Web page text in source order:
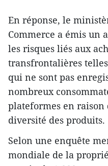
En réponse, le
Commerce a émis un
les risques liés aux
transfrontalières
qui ne sont pas
nombreux
plateformes en raison
diversité des produits.
Selon une enquête
mondiale de la